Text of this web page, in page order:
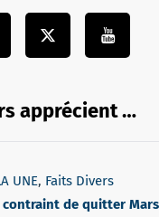
apprécient …
UNE, Faits Divers
contraint de quitter